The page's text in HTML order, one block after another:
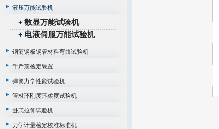
液压万能试验机
+ 数显万能试验机
+ 电液伺服万能试验机
钢筋钢板钢管材料弯曲试验机
千斤顶检定装置
弹簧力学性能试验机
管材环刚度环柔度试验机
卧式拉伸试验机
力学计量检定校准标准机